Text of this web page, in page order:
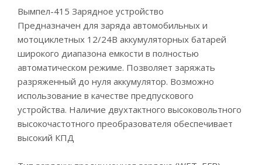
Вымпел-415 Зарядное устройство
Предназначен для заряда автомобильных и
мотоциклетных 12/24В аккумуляторных батарей
широкого диапазона емкости в полностью
автоматическом режиме. Позволяет заряжать
разряженный до нуля аккумулятор. Возможно
использование в качестве предпускового
устройства. Наличие двухтактного высоковольтного
высокочастотного преобразователя обеспечивает
высокий КПД